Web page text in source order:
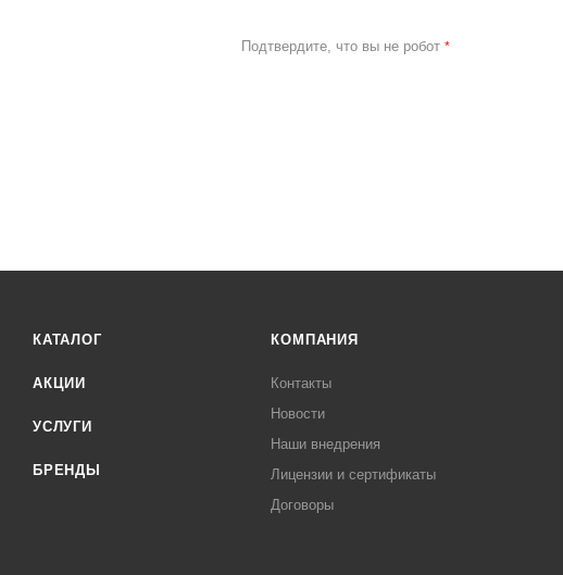
Подтвердите, что вы не робот *
КАТАЛОГ
АКЦИИ
УСЛУГИ
БРЕНДЫ
КОМПАНИЯ
Контакты
Новости
Наши внедрения
Лицензии и сертификаты
Договоры